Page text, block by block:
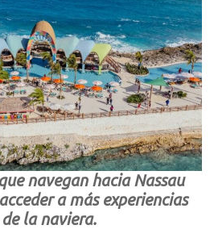
navegan hacia Nassau
a más experiencias
la naviera.